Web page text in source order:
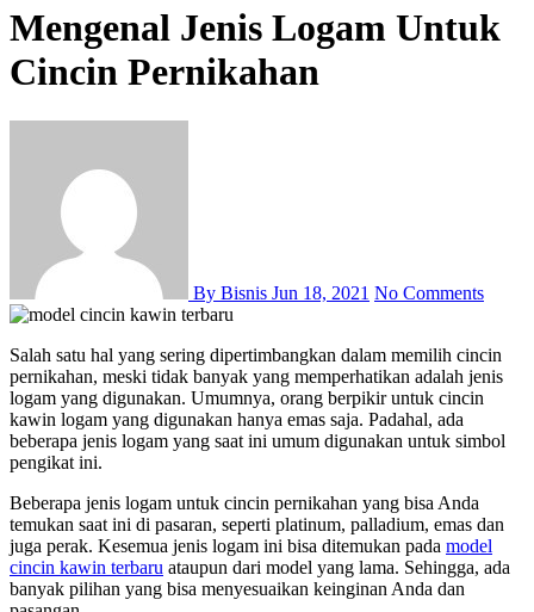
Mengenal Jenis Logam Untuk
Cincin Pernikahan
By Bisnis Jun 18, 2021 No Comments
Salah satu hal yang sering dipertimbangkan dalam memilih cincin
pernikahan, meski tidak banyak yang memperhatikan adalah jenis
logam yang digunakan. Umumnya, orang berpikir untuk cincin
kawin logam yang digunakan hanya emas saja. Padahal, ada
beberapa jenis logam yang saat ini umum digunakan untuk simbol
pengikat ini.
Beberapa jenis logam untuk cincin pernikahan yang bisa Anda
temukan saat ini di pasaran, seperti platinum, palladium, emas dan
juga perak. Kesemua jenis logam ini bisa ditemukan pada model
cincin kawin terbaru ataupun dari model yang lama. Sehingga, ada
banyak pilihan yang bisa menyesuaikan keinginan Anda dan